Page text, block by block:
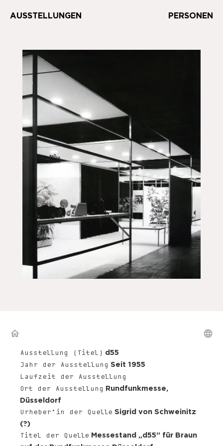
AUSSTELLUNGEN PERSONEN
Ausstellung (Titel) d55
Jahr der Ausstellung Seit 1955
Laufzeit der Ausstellung
Ort der Ausstellung Rundfunkmesse,
Düsseldorf
Urheber*in der Quelle Sigrid von Schweinitz
(?)
Titel der Quelle Messestand „d55” für Braun